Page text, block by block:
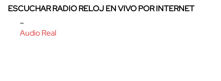
ESCUCHAR RADIO RELOJ EN VIVO POR INTERNET
–
Audio Real